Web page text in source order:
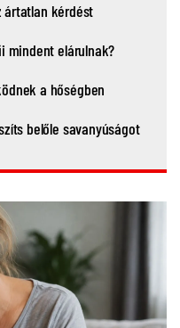
ártatlan kérdést
mindent elárulnak?
a hőségben
belőle savanyúságot